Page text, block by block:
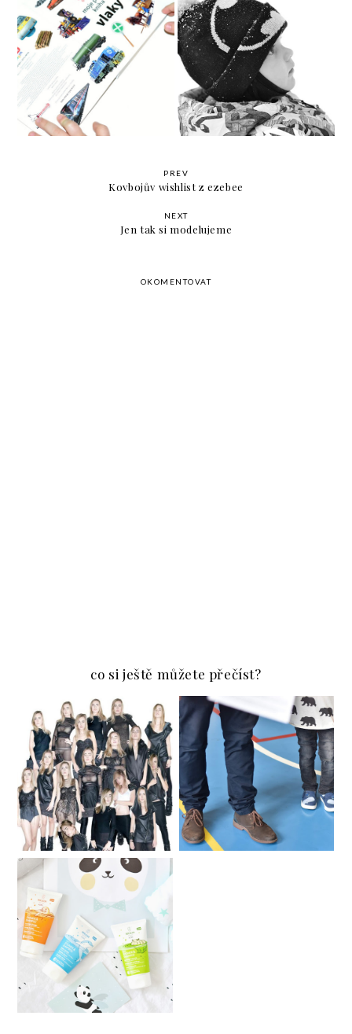
Bacha mami, vlak! Poslední sníh
PREV
Kovbojův wishlist z ezebee
NEXT
Jen tak si modelujeme
OKOMENTOVAT
co si ještě můžete přečíst?
DUO AWKWARD
PRO DĚTI | VŠECHNO
CO JSTE CHTĚLI
VĚDĚT O KRESLENÍ
Secondhand in Brno /
Sekáče v Brně
DĚTSKÁ KOSMETIKA
WELEDA & SOUTĚŽ O
3 Z NICH ♥